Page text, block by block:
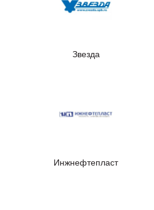
Звезда
Инжнефтепласт